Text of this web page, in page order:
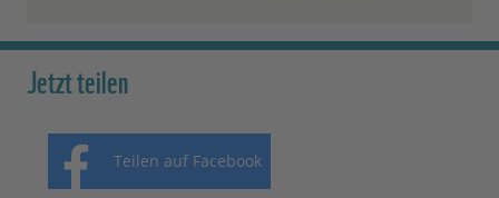
Jetzt teilen
Teilen auf Facebook